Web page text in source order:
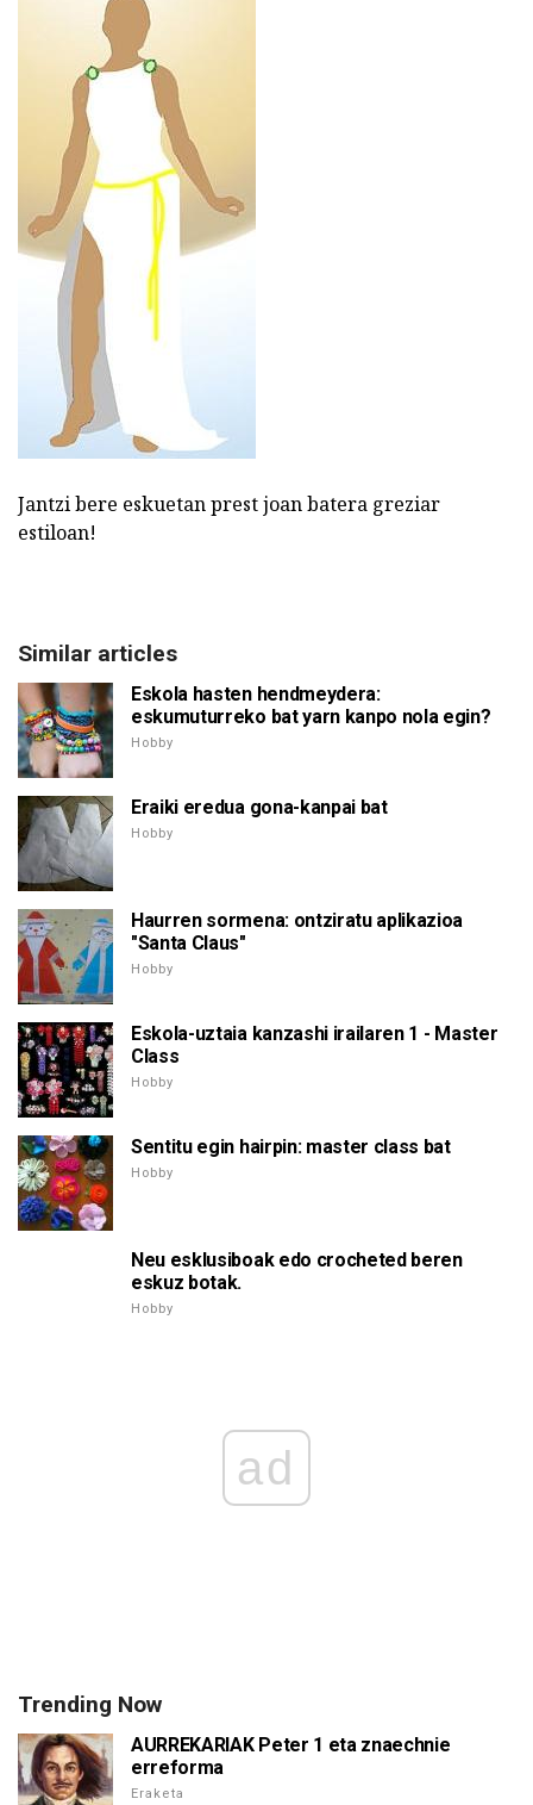
Jantzi bere eskuetan prest joan batera greziar
estiloan!
Similar articles
Eskola hasten hendmeydera:
eskumuturreko bat yarn kanpo nola egin?
Hobby
Eraiki eredua gona-kanpai bat
Hobby
Haurren sormena: ontziratu aplikazioa
"Santa Claus"
Hobby
Eskola-uztaia kanzashi irailaren 1 - Master
Class
Hobby
Sentitu egin hairpin: master class bat
Hobby
Neu esklusiboak edo crocheted beren
eskuz botak.
Hobby
ad
Trending Now
AURREKARIAK Peter 1 eta znaechnie
erreforma
Eraketa